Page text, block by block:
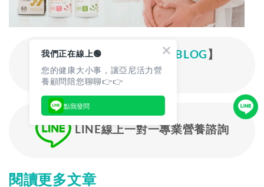
輸入限量折扣碼【 YANNIBLOG 】
立即享優惠
LINE線上一對一專業營養諮詢
閱讀更多文章
我們正在線上🟢
您的健康大小事，讓亞尼活力營
養顧問陪您聊聊👉👉
點我發問